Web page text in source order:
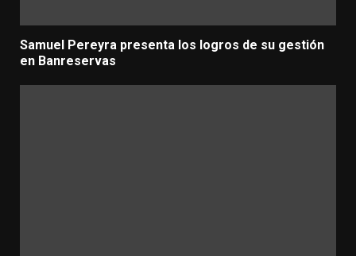
Samuel Pereyra presenta los logros de su gestión
en Banreservas